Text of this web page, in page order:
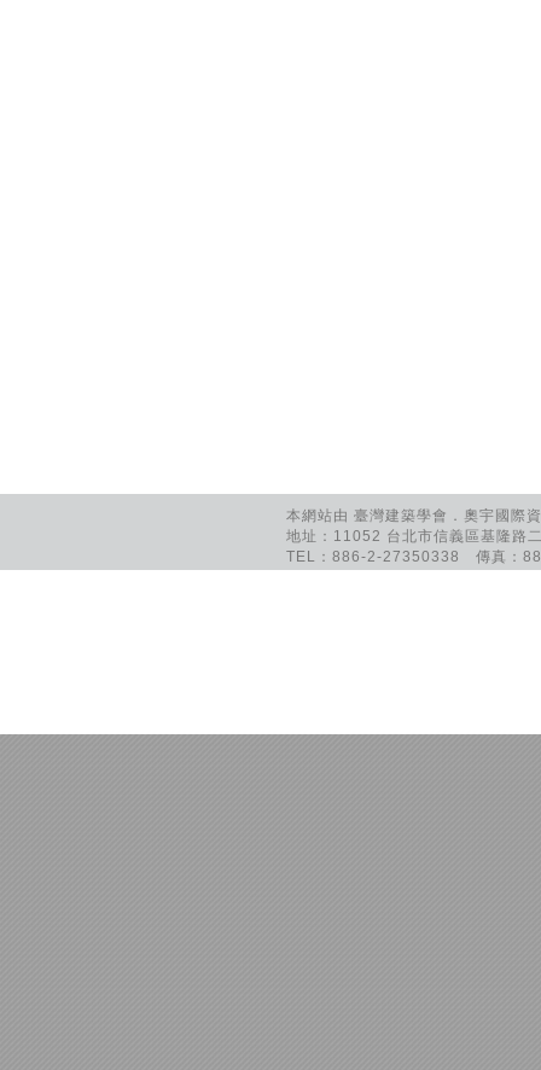
本網站由 臺灣建築學會．奧宇國
地址：11052 台北市信義區基隆路
TEL：886-2-27350338 傳真：